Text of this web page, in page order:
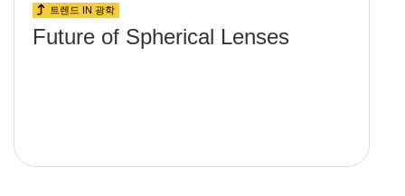
트렌드 IN 광학
Future of Spherical Lenses